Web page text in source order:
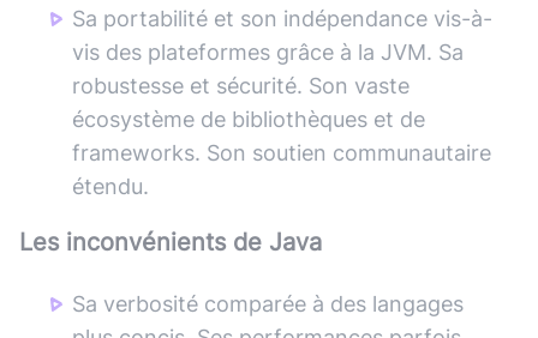
Sa portabilité et son indépendance vis-à-
vis des plateformes grâce à la JVM. Sa
robustesse et sécurité. Son vaste
écosystème de bibliothèques et de
frameworks. Son soutien communautaire
étendu.
Les inconvénients de Java
Sa verbosité comparée à des langages